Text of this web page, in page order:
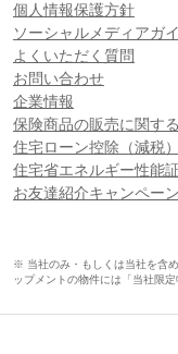
個人情報保護方針
ソーシャルメディアガ
よくいただく質問
お問い合わせ
企業情報
保険商品の販売に関す
住宅ローン控除（減税
住宅省エネルギー性能
お友達紹介キャンペーン
※ 当社のみ・もしくは当社を含
ップメントの物件には「当社限